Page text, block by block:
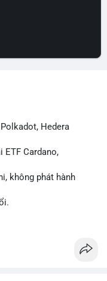
Hedera
ETF Cardano,
không phát hành